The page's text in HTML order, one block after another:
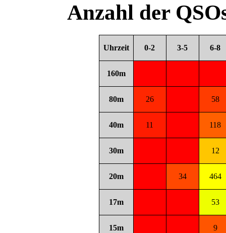
Anzahl der
Uhrzeit 0-2 3-5 6-8
160m
80m 26 58
40m 11 118
30m 12
20m 34 464
17m 53
15m 9